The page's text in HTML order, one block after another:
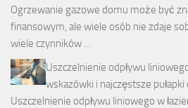
Ogrzewanie gazowe domu może być
finansowym, ale wiele osób nie zdaje
wiele czynników …
Uszczelnienie odpływu
wskazówki i najczęstsze pułapki
Uszczelnienie odpływu liniowego w